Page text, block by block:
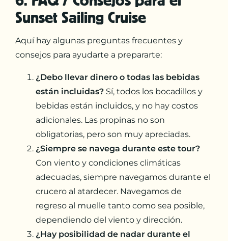
Sunset Sailing Cruise
Aquí hay algunas preguntas frecuentes y
consejos para ayudarte a prepararte:
¿Debo llevar dinero o todas las bebidas
están incluidas? Sí, todos los bocadillos y
bebidas están incluidos, y no hay costos
adicionales. Las propinas no son
obligatorias, pero son muy apreciadas.
¿Siempre se navega durante este tour?
Con viento y condiciones climáticas
adecuadas, siempre navegamos durante el
crucero al atardecer. Navegamos de
regreso al muelle tanto como sea posible,
dependiendo del viento y dirección.
¿Hay posibilidad de nadar durante el